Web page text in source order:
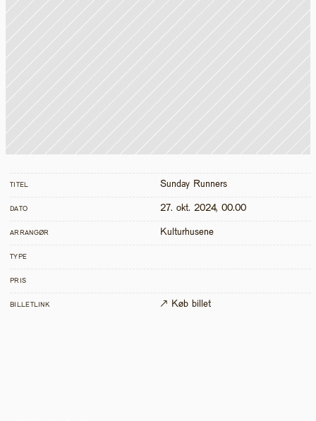
TITEL Sunday Runners
DATO 27. okt. 2024, 00.00
ARRANGØR Kulturhusene
TYPE
PRIS
BILLETLINK ↗ Køb billet